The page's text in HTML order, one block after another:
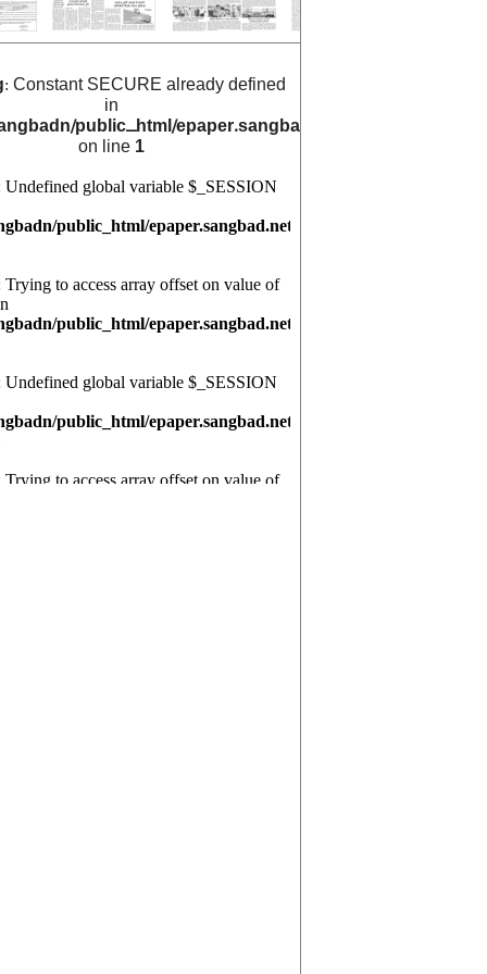
: Constant SECURE already defined
in
public_html/epaper.sangbad.net.bd/
on line 1